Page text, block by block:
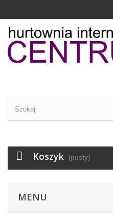
Koszyk (pusty)
MENU